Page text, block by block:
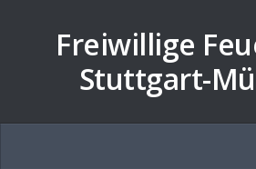
Freiwillige
Stuttgart-